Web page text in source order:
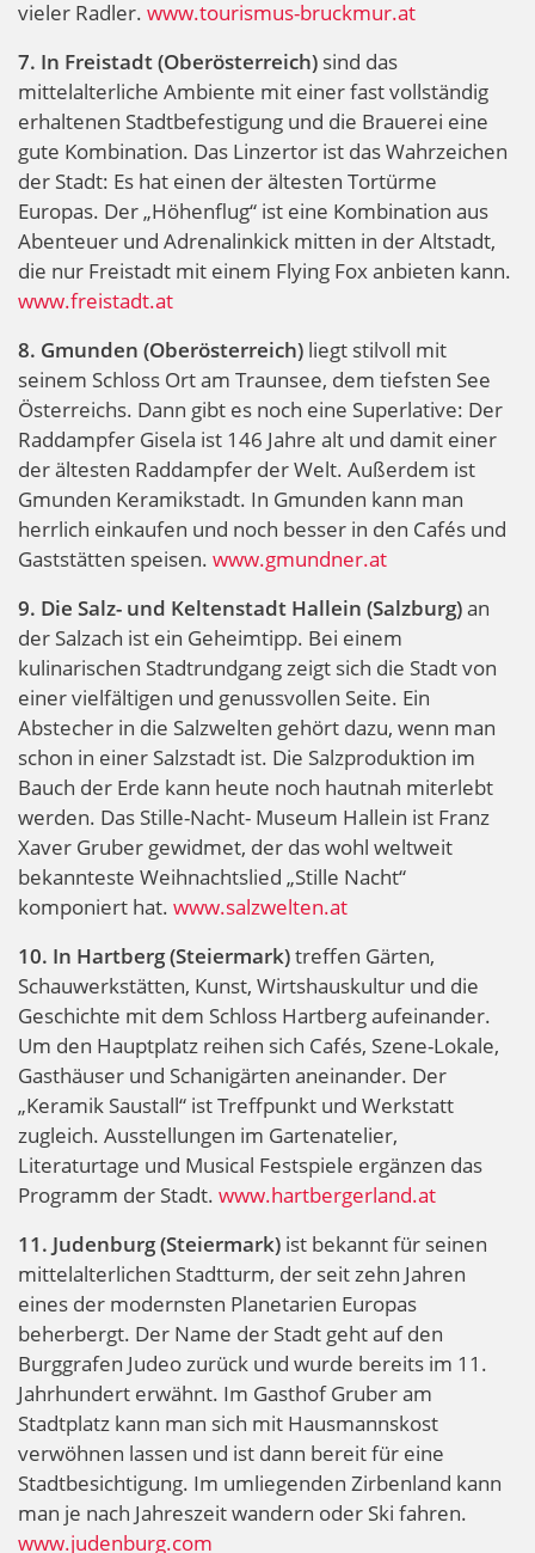
vieler Radler. www.tourismus-bruckmur.at
7. In Freistadt (Oberösterreich) sind das
mittelalterliche Ambiente mit einer fast vollständig
erhaltenen Stadtbefestigung und die Brauerei eine
gute Kombination. Das Linzertor ist das Wahrzeichen
der Stadt: Es hat einen der ältesten Tortürme
Europas. Der „Höhenflug“ ist eine Kombination aus
Abenteuer und Adrenalinkick mitten in der Altstadt,
die nur Freistadt mit einem Flying Fox anbieten kann.
www.freistadt.at
8. Gmunden (Oberösterreich) liegt stilvoll mit
seinem Schloss Ort am Traunsee, dem tiefsten See
Österreichs. Dann gibt es noch eine Superlative: Der
Raddampfer Gisela ist 146 Jahre alt und damit einer
der ältesten Raddampfer der Welt. Außerdem ist
Gmunden Keramikstadt. In Gmunden kann man
herrlich einkaufen und noch besser in den Cafés und
Gaststätten speisen. www.gmundner.at
9. Die Salz- und Keltenstadt Hallein (Salzburg)an
der Salzach ist ein Geheimtipp. Bei einem
kulinarischen Stadtrundgang zeigt sich die Stadt von
einer vielfältigen und genussvollen Seite. Ein
Abstecher in die Salzwelten gehört dazu, wenn man
schon in einer Salzstadt ist. Die Salzproduktion im
Bauch der Erde kann heute noch hautnah miterlebt
werden. Das Stille-Nacht- Museum Hallein ist Franz
Xaver Gruber gewidmet, der das wohl weltweit
bekannteste Weihnachtslied „Stille Nacht“
komponiert hat. www.salzwelten.at
10. In Hartberg (Steiermark)treffen Gärten,
Schauwerkstätten, Kunst, Wirtshauskultur und die
Geschichte mit dem Schloss Hartberg aufeinander.
Um den Hauptplatz reihen sich Cafés, Szene-Lokale,
Gasthäuser und Schanigärten aneinander. Der
„Keramik Saustall“ ist Treffpunkt und Werkstatt
zugleich. Ausstellungen im Gartenatelier,
Literaturtage und Musical Festspiele ergänzen das
Programm der Stadt. www.hartbergerland.at
11. Judenburg (Steiermark) ist bekannt für seinen
mittelalterlichen Stadtturm, der seit zehn Jahren
eines der modernsten Planetarien Europas
beherbergt. Der Name der Stadt geht auf den
Burggrafen Judeo zurück und wurde bereits im 11.
Jahrhundert erwähnt. Im Gasthof Gruber am
Stadtplatz kann man sich mit Hausmannskost
verwöhnen lassen und ist dann bereit für eine
Stadtbesichtigung. Im umliegenden Zirbenland kann
man je nach Jahreszeit wandern oder Ski fahren.
www.judenburg.com